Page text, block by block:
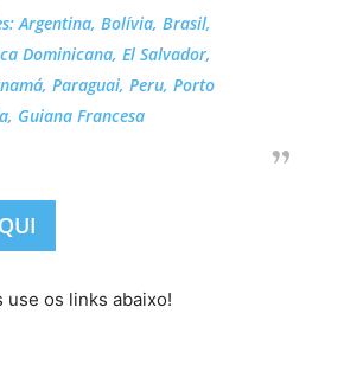
Argentina, Bolívia, Brasil,
Dominicana, El Salvador,
Paraguai, Peru, Porto
Guiana Francesa
use os links abaixo!